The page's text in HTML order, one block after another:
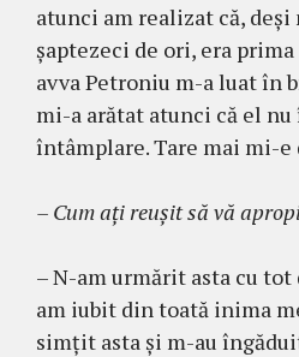
atunci am realizat că, deşi
şaptezeci de ori, era
avva Petroniu m-a luat în
mi-a arătat atunci că el
întâmplare. Tare mai mi-
– Cum aţi reuşit să vă
– N-am urmărit asta cu
am iubit din toată inima
simţit asta şi m-au